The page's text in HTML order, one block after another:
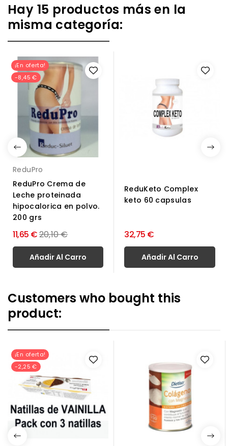
Hay 15 productos más en la
misma categoría:
¡En oferta!
-8,45 €
ReduPro
ReduPro Crema de
Leche proteinada
hipocalorica en polvo.
200 grs
11,65 €Precio
normal
20,10 €
Añadir Al Carro
ReduKeto Complex
keto 60 capsulas
32,75 €
Añadir Al Carro
Customers who bought this
product:
¡En oferta!
-2,25 €